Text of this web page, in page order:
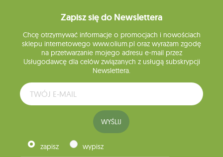
Zapisz się do Newslettera
Chcę otrzymywać informacje o promocjach i nowościach
sklepu internetowego www.olium.pl oraz wyrażam zgodę
na przetwarzanie mojego adresu e-mail przez
Usługodawcę dla celów związanych z usługą subskrypcji
Newslettera.
WYŚLIJ
zapisz wypisz